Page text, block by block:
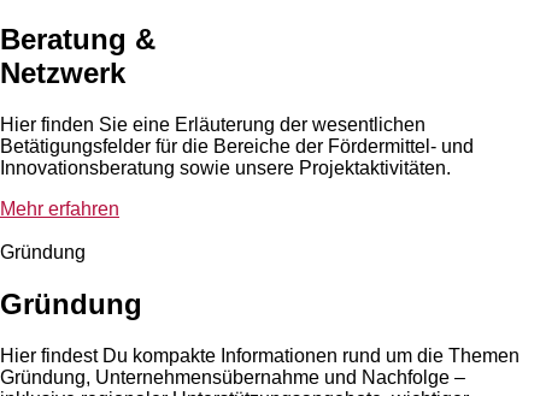
Beratung &
Netzwerk
Hier finden Sie eine Erläuterung der wesentlichen
Betätigungsfelder für die Bereiche der Fördermittel- und
Innovationsberatung sowie unsere Projektaktivitäten.
Mehr erfahren
Gründung
Gründung
Hier findest Du kompakte Informationen rund um die Themen
Gründung, Unternehmensübernahme und Nachfolge –